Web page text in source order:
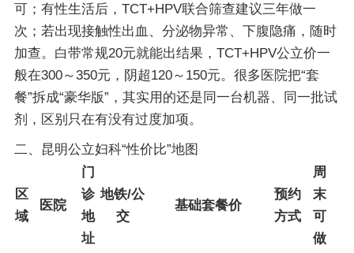
可；有性生活后，TCT+HPV联合筛查建议三年做一
次；若出现接触性出血、分泌物异常、下腹隐痛，随时
加查。白带常规20元就能出结果，TCT+HPV公立价一
般在300～350元，阴超120～150元。很多医院把“套
餐”拆成“豪华版”，其实用的还是同一台机器、同一批试
剂，区别只在有没有过度加项。
二、昆明公立妇科“性价比”地图
区
域
医院
门
诊
地
址
地铁/公
交
基础套餐价
预约
方式
周
末
可
做